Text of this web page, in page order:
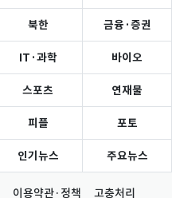
북한 금융·증권
IT·과학 바이오
스포츠 연재물
피플 포토
인기뉴스 주요뉴스
이용약관·정책 고충처리